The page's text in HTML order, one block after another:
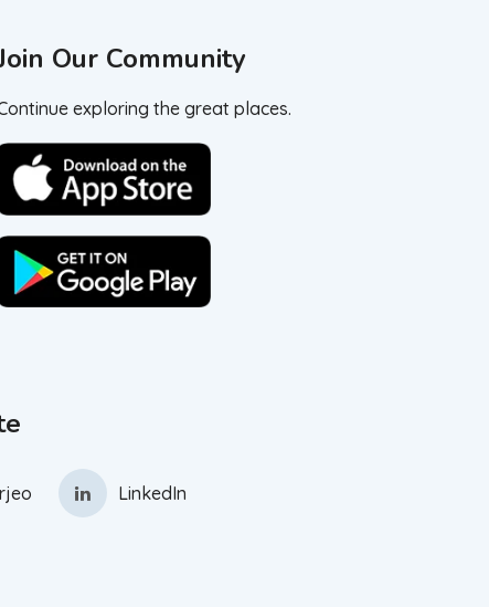
Our Community
exploring the great places.
LinkedIn